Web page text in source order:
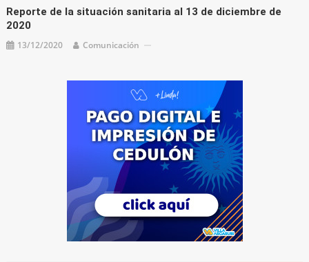
Reporte de la situación sanitaria al 13 de diciembre de
2020
13/12/2020 Comunicación